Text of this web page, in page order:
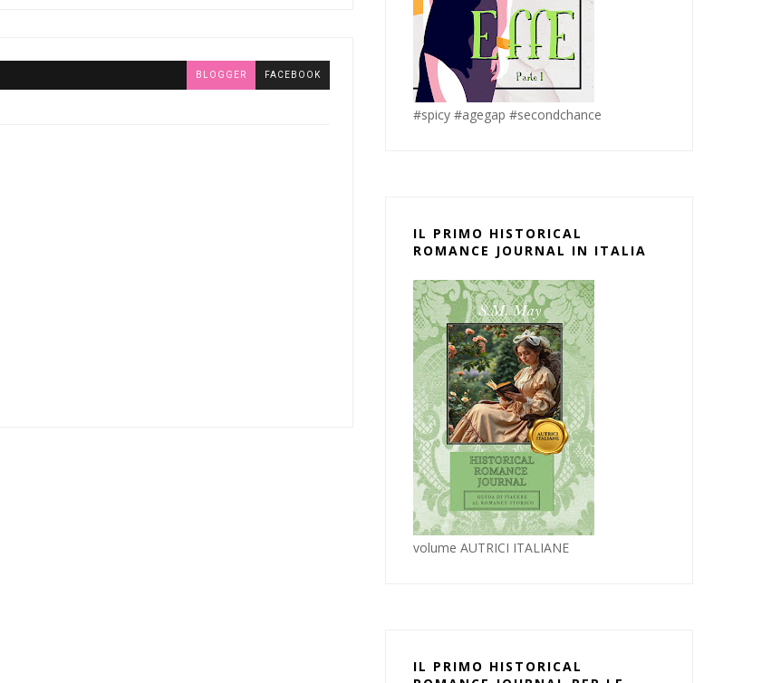
BLOGGER FACEBOOK
#spicy #agegap #secondchance
IL PRIMO HISTORICAL
ROMANCE JOURNAL IN ITALIA
volume AUTRICI ITALIANE
IL PRIMO HISTORICAL